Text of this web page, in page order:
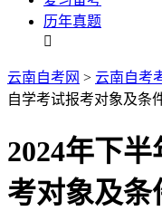
历年真题

云南自考网 > 云南自考
自学考试报考对象及条
2024年下
考对象及条